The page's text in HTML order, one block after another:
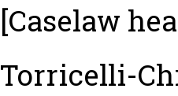
[Caselaw
Torricelli-